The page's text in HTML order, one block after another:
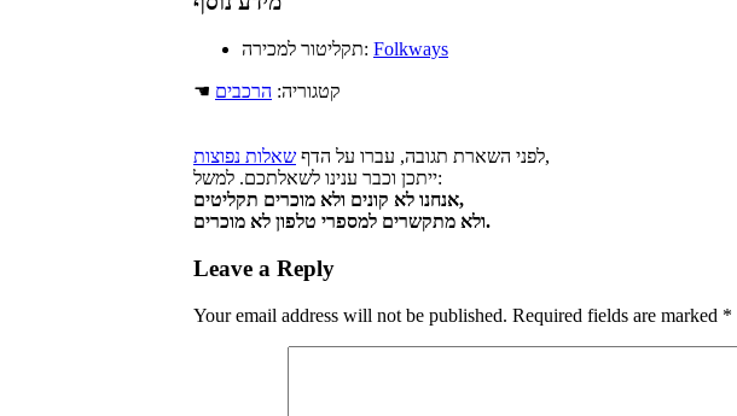
תקליטור למכירה: Folkways
☚ קטגוריה: הרכבים
לפני השארת תגובה, עברו על הדף שאלות נפוצות
,
ייתכן וכבר ענינו לשאלתכם. למשל:
אנחנו לא קונים ולא מוכרים תקליטים,
ולא מתקשרים למספרי טלפון לא מוכרים.
Leave a Reply
Your email address will not be published. Required fields are marked *